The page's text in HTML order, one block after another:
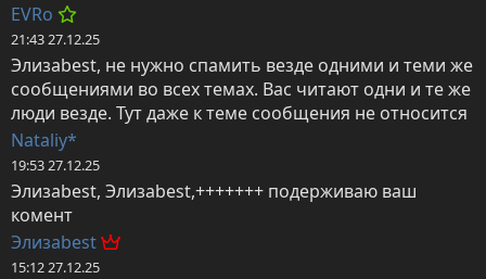
EVRo
21:43 27.12.25
Элизаbest, не нужно спамить везде одними и теми же
сообщениями во всех темах. Вас читают одни и те же
люди везде. Тут даже к теме сообщения не относится
Nataliy*
19:53 27.12.25
Элизаbest, Элизаbest,+++++++ подерживаю ваш
комент
Элизаbest
15:12 27.12.25